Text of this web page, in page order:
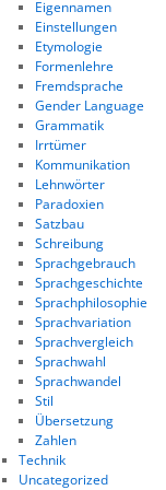
Eigennamen
Einstellungen
Etymologie
Formenlehre
Fremdsprache
Gender Language
Grammatik
Irrtümer
Kommunikation
Lehnwörter
Paradoxien
Satzbau
Schreibung
Sprachgebrauch
Sprachgeschichte
Sprachphilosophie
Sprachvariation
Sprachvergleich
Sprachwahl
Sprachwandel
Stil
Übersetzung
Zahlen
Technik
Uncategorized